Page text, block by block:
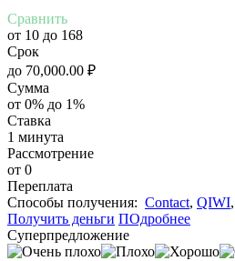
Сравнить
от 10 до 168
Срок
до 70,000.00 ₽
Сумма
от 0% до 1%
Ставка
1 минута
Рассмотрение
от 0
Переплата
Cпособы получения: Contact, QIWI,
Получить деньги ПОдробнее
Суперпредложение